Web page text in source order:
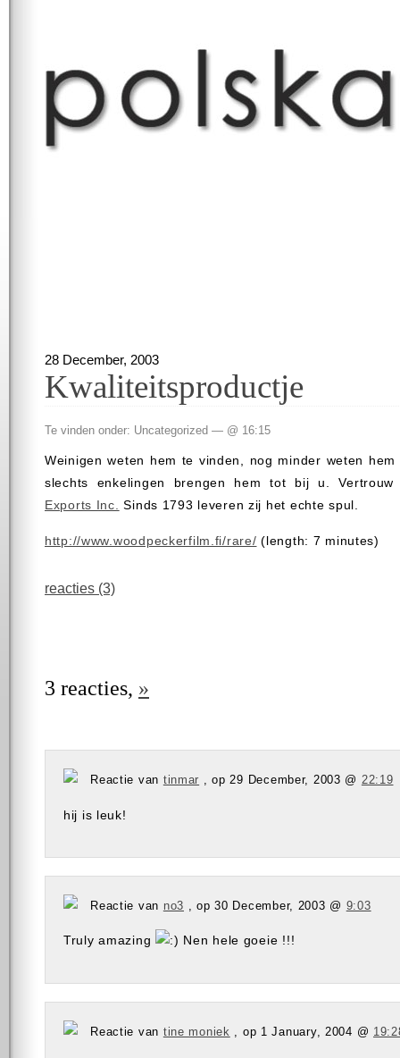
28 December, 2003
Kwaliteitsproductje
Te vinden onder: Uncategorized — @ 16:15
Weinigen weten hem te vinden, nog minder weten
slechts enkelingen brengen hem tot bij u.
Exports Inc.
Sinds 1793 leveren zij het echte spul.
http://www.woodpeckerfilm.fi/rare/ (length: 7 minutes)
reacties (3)
3 reacties, »
Reactie van tinmar , op 29 December, 2003 @ 22:19
hij is leuk!
Reactie van no3 , op 30 December, 2003 @ 9:03
Truly amazing Nen hele goeie !!!
Reactie van tine moniek , op 1 January, 2004 @